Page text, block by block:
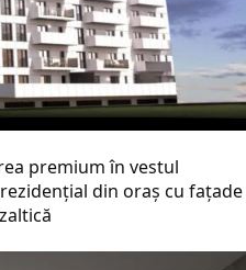
premium în vestul
din oraș cu fațade